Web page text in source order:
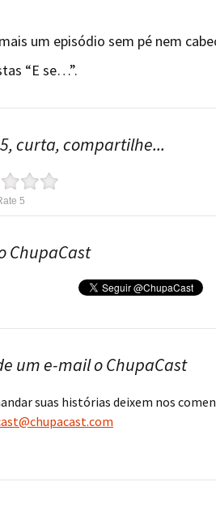
um episódio sem pé nem
“E se…”.
5, curta, compartilhe...
5
ChupaCast
um e-mail o ChupaCast
suas histórias deixem nos